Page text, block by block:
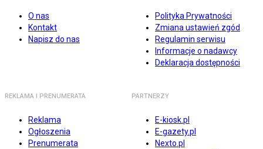
O nas
Kontakt
Napisz do nas
Polityka Prywatności
Zmiana ustawień zgód
Regulamin serwisu
Informacje o nadawcy
Deklaracja dostępności
REKLAMA I PRENUMERATA
Reklama
Ogłoszenia
Prenumerata
PARTNERZY
E-kiosk.pl
E-gazety.pl
Nexto.pl